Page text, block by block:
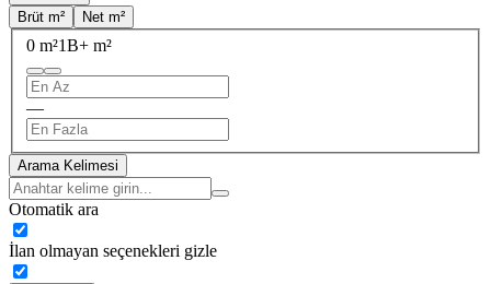
Brüt m²
Net m²
0 m²1B+ m²
—
Arama Kelimesi
Otomatik ara
İlan olmayan seçenekleri gizle